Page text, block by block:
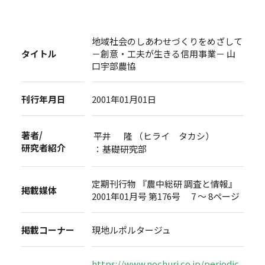
タイトル
地域社会のしあわせづくりをめざして
－創意・工夫が生きる信用事業－ 山
口宇部農協
刊行年月日 2001年01月01日
著者/
研究者紹介
平井 隆 （ヒライ タカシ）
：基礎研究部
掲載媒体
定期刊行物 『農中総研 調査と情報』
2001年01月号 第176号 7 ～ 8ページ
掲載コーナー 現地ルポルタージュ